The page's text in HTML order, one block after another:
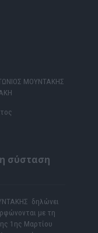
ΜΟΥΝΤΑΚΗΣ
σύσταση
δηλώνει
με τη
1ης Μαρτίου